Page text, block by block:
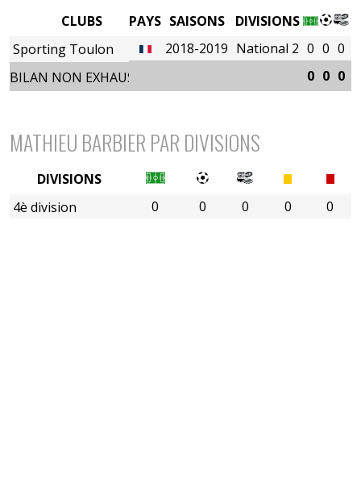
PAYS SAISONS
DIVISIONS
2018-2019 National 2 0 0 0
0 0 0
CLUBS
Sporting Toulon
BILAN NON EXHAUSTIF
MATHIEU BARBIER PAR DIVISIONS
0 0 0 0 0
DIVISIONS
4è division